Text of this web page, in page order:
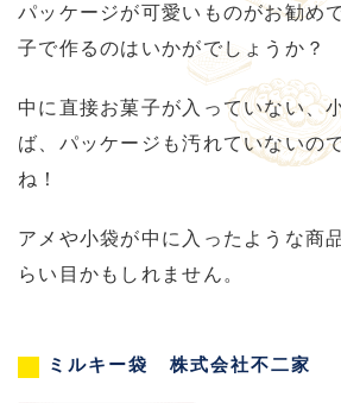
パッケージが可愛いものがお勧め
子で作るのはいかがでしょうか？
中に直接お菓子が入っていない、
ば、パッケージも汚れていないの
ね！
アメや小袋が中に入ったような商
らい目かもしれません。
ミルキー袋 株式会社不二家